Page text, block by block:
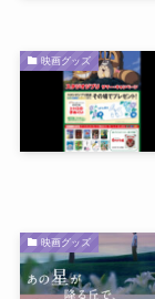
映画グッズ
映画グッズ